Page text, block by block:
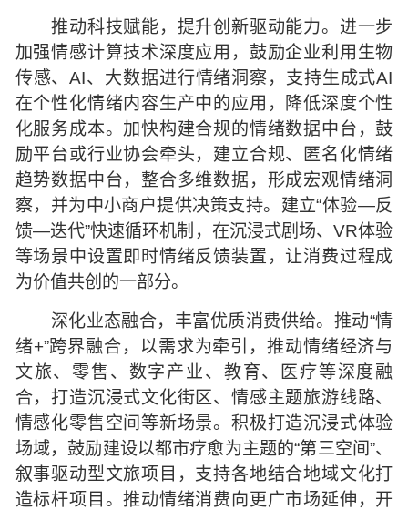
推动科技赋能，提升创新驱动能力。进一步
加强情感计算技术深度应用，鼓励企业利用生物
传感、AI、大数据进行情绪洞察，支持生成式AI
在个性化情绪内容生产中的应用，降低深度个性
化服务成本。加快构建合规的情绪数据中台，鼓
励平台或行业协会牵头，建立合规、匿名化情绪
趋势数据中台，整合多维数据，形成宏观情绪洞
察，并为中小商户提供决策支持。建立“体验—反
馈—迭代”快速循环机制，在沉浸式剧场、VR体验
等场景中设置即时情绪反馈装置，让消费过程成
为价值共创的一部分。
深化业态融合，丰富优质消费供给。推动“情
绪+”跨界融合，以需求为牵引，推动情绪经济与
文旅、零售、数字产业、教育、医疗等深度融
合，打造沉浸式文化街区、情感主题旅游线路、
情感化零售空间等新场景。积极打造沉浸式体验
场域，鼓励建设以都市疗愈为主题的“第三空间”、
叙事驱动型文旅项目，支持各地结合地域文化打
造标杆项目。推动情绪消费向更广市场延伸，开